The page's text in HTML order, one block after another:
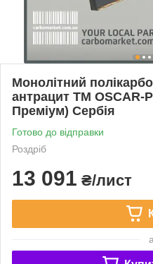
Монолітний
антрацит TM
Преміум) Сербія
Готово до відправки
Роздріб
13 091 ₴/лист